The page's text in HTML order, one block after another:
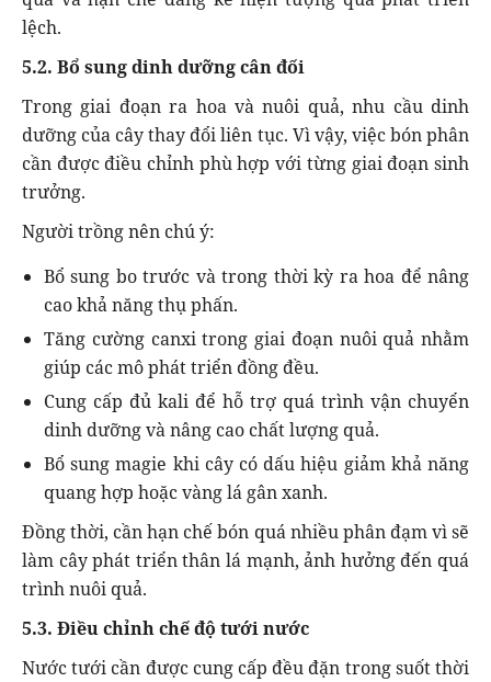
lệch.
5.2. Bổ sung dinh dưỡng cân đối
Trong giai đoạn ra hoa và nuôi quả, nhu cầu dinh
dưỡng của cây thay đổi liên tục. Vì vậy, việc bón phân
cần được điều chỉnh phù hợp với từng giai đoạn sinh
trưởng.
Người trồng nên chú ý:
Bổ sung bo trước và trong thời kỳ ra hoa để nâng
cao khả năng thụ phấn.
Tăng cường canxi trong giai đoạn nuôi quả nhằm
giúp các mô phát triển đồng đều.
Cung cấp đủ kali để hỗ trợ quá trình vận chuyển
dinh dưỡng và nâng cao chất lượng quả.
Bổ sung magie khi cây có dấu hiệu giảm khả năng
quang hợp hoặc vàng lá gân xanh.
Đồng thời, cần hạn chế bón quá nhiều phân đạm vì sẽ
làm cây phát triển thân lá mạnh, ảnh hưởng đến quá
trình nuôi quả.
5.3. Điều chỉnh chế độ tưới nước
Nước tưới cần được cung cấp đều đặn trong suốt thời